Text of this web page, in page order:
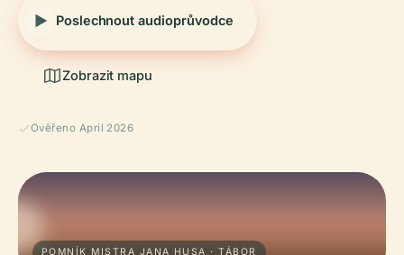
Poslechnout audioprůvodce
Zobrazit mapu
Ověřeno April 2026
POMNÍK MISTRA JANA HUSA · TÁBOR